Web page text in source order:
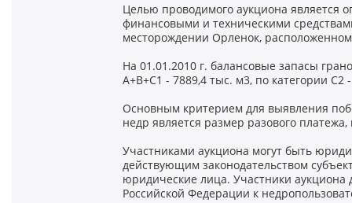
Целью проводимого аукциона является
финансовыми и техническими
месторождении Орленок,
На 01.01.2010 г. балансовые запасы
А+В+С1 - 7889,4 тыс. м3, по категории С2
Основным критерием для выявления
недр является размер разового
Участниками аукциона могут быть
действующим законодательством
юридические лица. Участники
Российской Федерации к